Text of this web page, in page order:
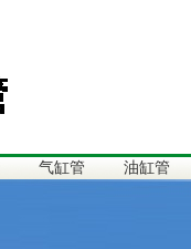
气缸管 油缸管